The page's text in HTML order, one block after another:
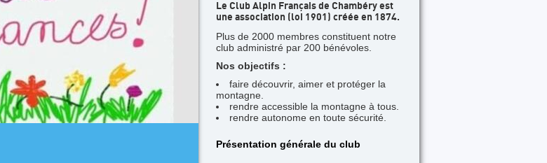
4 jours dans les Aiguilles Rouges - Une formation Alpi-F
Le Club Alpin Français de Chambéry est
une association (loi 1901) créée en 1874.
Plus de 2000 membres constituent notre
club administré par 200 bénévoles.
Nos objectifs :
faire découvrir, aimer et protéger la
montagne.
rendre accessible la montagne à tous.
rendre autonome en toute sécurité.
Présentation générale du club